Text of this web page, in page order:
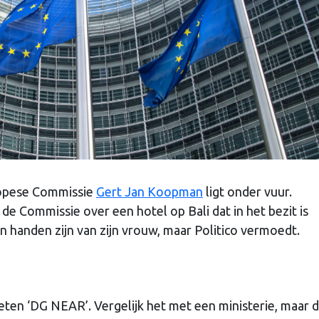
Commissie Gert Jan Koopman ligt onder vuur.
Commissie over een hotel op Bali dat in het bezit is
handen zijn van zijn vrouw, maar Politico vermoedt.
‘DG NEAR’. Vergelijk het met een ministerie, maar